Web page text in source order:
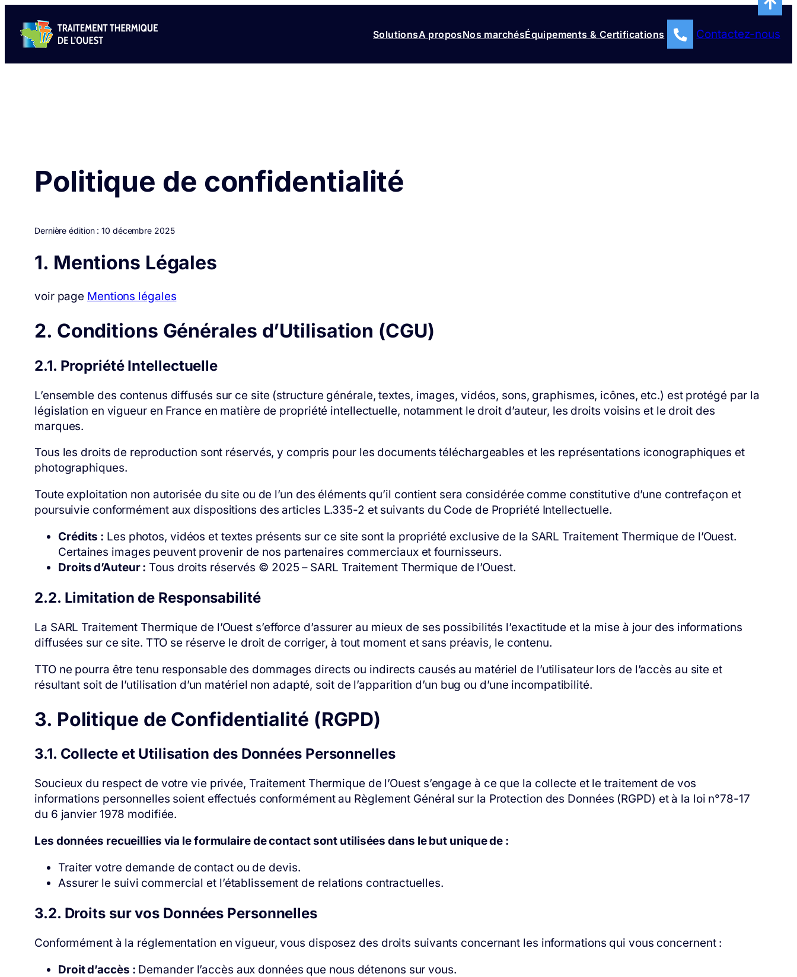
contenu
SolutionsA proposNos marchésÉquipements & Certifications Contactez-nous
Politique de confidentialité
Dernière édition : 10 décembre 2025
1. Mentions Légales
voir page Mentions légales
2. Conditions Générales d’Utilisation (CGU)
2.1. Propriété Intellectuelle
L’ensemble des contenus diffusés sur ce site (structure générale, textes, images, vidéos, sons, graphismes, icônes, etc.) est protégé par la
législation en vigueur en France en matière de propriété intellectuelle, notamment le droit d’auteur, les droits voisins et le droit des
marques.
Tous les droits de reproduction sont réservés, y compris pour les documents téléchargeables et les représentations iconographiques et
photographiques.
Toute exploitation non autorisée du site ou de l’un des éléments qu’il contient sera considérée comme constitutive d’une contrefaçon et
poursuivie conformément aux dispositions des articles L.335-2 et suivants du Code de Propriété Intellectuelle.
Crédits : Les photos, vidéos et textes présents sur ce site sont la propriété exclusive de la SARL Traitement Thermique de l’Ouest.
Certaines images peuvent provenir de nos partenaires commerciaux et fournisseurs.
Droits d’Auteur : Tous droits réservés © 2025 – SARL Traitement Thermique de l’Ouest.
2.2. Limitation de Responsabilité
La SARL Traitement Thermique de l’Ouest s’efforce d’assurer au mieux de ses possibilités l’exactitude et la mise à jour des informations
diffusées sur ce site. TTO se réserve le droit de corriger, à tout moment et sans préavis, le contenu.
TTO ne pourra être tenu responsable des dommages directs ou indirects causés au matériel de l’utilisateur lors de l’accès au site et
résultant soit de l’utilisation d’un matériel non adapté, soit de l’apparition d’un bug ou d’une incompatibilité.
3. Politique de Confidentialité (RGPD)
3.1. Collecte et Utilisation des Données Personnelles
Soucieux du respect de votre vie privée, Traitement Thermique de l’Ouest s’engage à ce que la collecte et le traitement de vos
informations personnelles soient effectués conformément au Règlement Général sur la Protection des Données (RGPD) et à la loi n°78-17
du 6 janvier 1978 modifiée.
Les données recueillies via le formulaire de contact sont utilisées dans le but unique de :
Traiter votre demande de contact ou de devis.
Assurer le suivi commercial et l’établissement de relations contractuelles.
3.2. Droits sur vos Données Personnelles
Conformément à la réglementation en vigueur, vous disposez des droits suivants concernant les informations qui vous concernent :
Droit d’accès : Demander l’accès aux données que nous détenons sur vous.